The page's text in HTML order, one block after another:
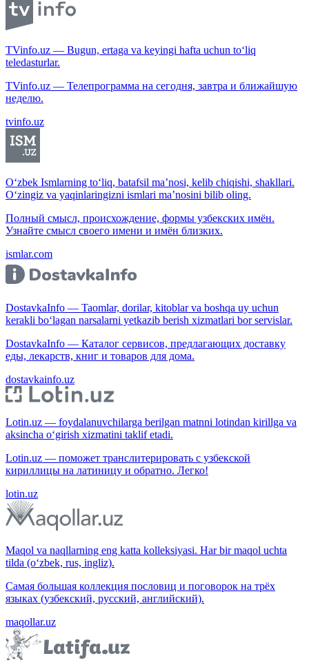
TVinfo.uz — Bugun, ertaga va keyingi hafta uchun to‘liq
teledasturlar.
TVinfo.uz — Телепрограмма на сегодня, завтра и ближайшую
неделю.
tvinfo.uz
O‘zbek Ismlarning to‘liq, batafsil ma’nosi, kelib chiqishi, shakllari.
O‘zingiz va yaqinlaringizni ismlari ma’nosini bilib oling.
Полный смысл, происхождение, формы узбекских имён.
Узнайте смысл своего имени и имён близких.
ismlar.com
DostavkaInfo — Taomlar, dorilar, kitoblar va boshqa uy uchun
kerakli bo‘lagan narsalarni yetkazib berish xizmatlari bor servislar.
DostavkaInfo — Каталог сервисов, предлагающих доставку
еды, лекарств, книг и товаров для дома.
dostavkainfo.uz
Lotin.uz — foydalanuvchilarga berilgan matnni lotindan kirillga va
aksincha o‘girish xizmatini taklif etadi.
Lotin.uz — поможет транслитерировать с узбекской
кириллицы на латиницу и обратно. Легко!
lotin.uz
Maqol va naqllarning eng katta kolleksiyasi. Har bir maqol uchta
tilda (o‘zbek, rus, ingliz).
Самая большая коллекция пословиц и поговорок на трёх
языках (узбекский, русский, английский).
maqollar.uz